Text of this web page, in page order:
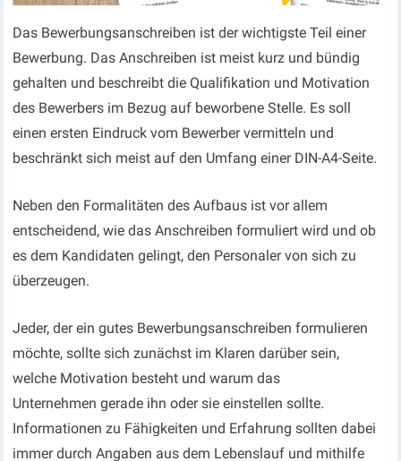
Das Bewerbungsanschreiben ist der wichtigste Teil einer
Bewerbung. Das Anschreiben ist meist kurz und bündig
gehalten und beschreibt die Qualifikation und Motivation
des Bewerbers im Bezug auf beworbene Stelle. Es soll
einen ersten Eindruck vom Bewerber vermitteln und
beschränkt sich meist auf den Umfang einer DIN-A4-Seite.
Neben den Formalitäten des Aufbaus ist vor allem
entscheidend, wie das Anschreiben formuliert wird und ob
es dem Kandidaten gelingt, den Personaler von sich zu
überzeugen.
Jeder, der ein gutes Bewerbungsanschreiben formulieren
möchte, sollte sich zunächst im Klaren darüber sein,
welche Motivation besteht und warum das
Unternehmen gerade ihn oder sie einstellen sollte.
Informationen zu Fähigkeiten und Erfahrung sollten dabei
immer durch Angaben aus dem Lebenslauf und mithilfe